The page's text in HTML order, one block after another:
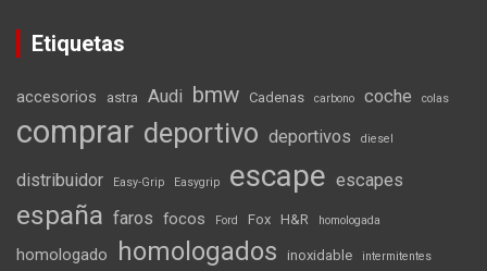
Etiquetas
accesorios astra Audi bmw Cadenas carbono coche colas
comprar deportivo deportivos diesel
distribuidor Easy-Grip Easygrip escape escapes
españa faros focos Ford Fox H&R homologada
homologado homologados inoxidable intermitentes